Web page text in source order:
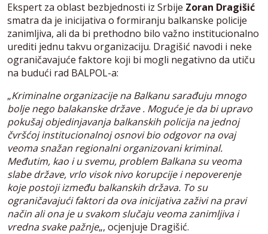
Ekspert za oblast bezbjednosti iz Srbije Zoran Dragišić
smatra da je inicijativa o formiranju balkanske policije
zanimljiva, ali da bi prethodno bilo važno institucionalno
urediti jednu takvu organizaciju. Dragišić navodi i neke
ograničavajuće faktore koji bi mogli negativno da utiču
na budući rad BALPOL-a:
„Kriminalne organizacije na Balkanu sarađuju mnogo
bolje nego balakanske države . Moguće je da bi upravo
pokušaj objedinjavanja balkanskih policija na jednoj
čvršćoj institucionalnoj osnovi bio odgovor na ovaj
veoma snažan regionalni organizovani kriminal.
Međutim, kao i u svemu, problem Balkana su veoma
slabe države, vrlo visok nivo korupcije i nepoverenje
koje postoji između balkanskih država. To su
ograničavajući faktori da ova inicijativa zaživi na pravi
način ali ona je u svakom slučaju veoma zanimljiva i
vredna svake pažnje„, ocjenjuje Dragišić.